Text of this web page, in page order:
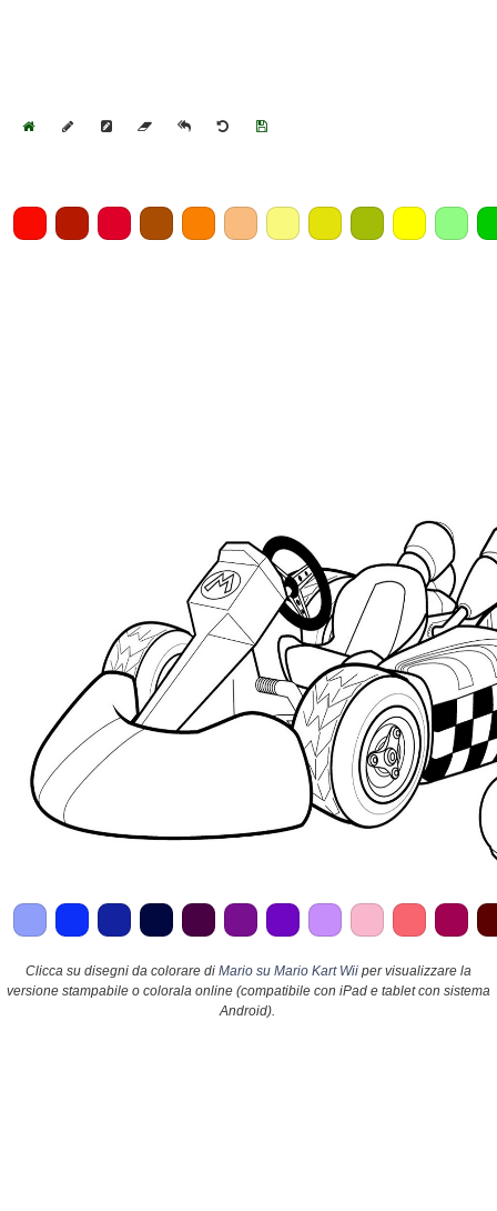
Clicca su disegni da colorare di Mario su Mario Kart Wii per visualizzare la
versione stampabile o colorala online (compatibile con iPad e tablet con sistema
Android).